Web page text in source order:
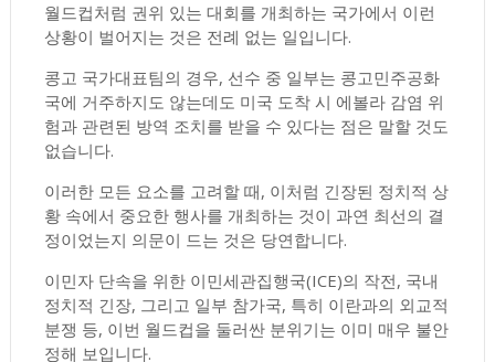
월드컵처럼 권위 있는 대회를 개최하는 국가에서 이런
상황이 벌어지는 것은 전례 없는 일입니다.
콩고 국가대표팀의 경우, 선수 중 일부는 콩고민주공화
국에 거주하지도 않는데도 미국 도착 시 에볼라 감염 위
험과 관련된 방역 조치를 받을 수 있다는 점은 말할 것도
없습니다.
이러한 모든 요소를 ​​고려할 때, 이처럼 긴장된 정치적 상
황 속에서 중요한 행사를 개최하는 것이 과연 최선의 결
정이었는지 의문이 드는 것은 당연합니다.
이민자 단속을 위한 이민세관집행국(ICE)의 작전, 국내
정치적 긴장, 그리고 일부 참가국, 특히 이란과의 외교적
분쟁 등, 이번 월드컵을 둘러싼 분위기는 이미 매우 불안
정해 보입니다.